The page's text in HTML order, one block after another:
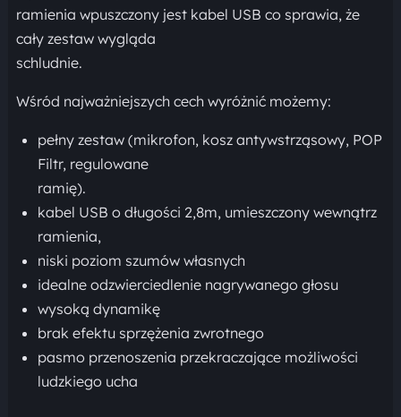
ramienia wpuszczony jest kabel USB co sprawia, że
cały zestaw wygląda
schludnie.
Wśród najważniejszych cech wyróżnić możemy:
pełny zestaw (mikrofon, kosz antywstrząsowy, POP
Filtr, regulowane
ramię).
kabel USB o długości 2,8m, umieszczony wewnątrz
ramienia,
niski poziom szumów własnych
idealne odzwierciedlenie nagrywanego głosu
wysoką dynamikę
brak efektu sprzężenia zwrotnego
pasmo przenoszenia przekraczające możliwości
ludzkiego ucha